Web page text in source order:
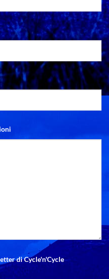
di Cycle'n'Cycle